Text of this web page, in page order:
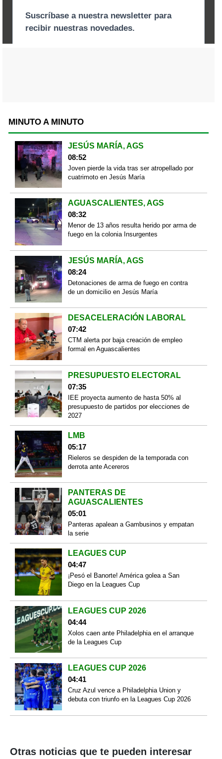
MINUTO A MINUTO
JESÚS MARÍA, AGS
08:52
Joven pierde la vida tras ser atropellado por
cuatrimoto en Jesús María
AGUASCALIENTES, AGS
08:32
Menor de 13 años resulta herido por arma de
fuego en la colonia Insurgentes
JESÚS MARÍA, AGS
08:24
Detonaciones de arma de fuego en contra
de un domicilio en Jesús María
DESACELERACIÓN LABORAL
07:42
CTM alerta por baja creación de empleo
formal en Aguascalientes
PRESUPUESTO ELECTORAL
07:35
IEE proyecta aumento de hasta 50% al
presupuesto de partidos por elecciones de
2027
LMB
05:17
Rieleros se despiden de la temporada con
derrota ante Acereros
PANTERAS DE
AGUASCALIENTES
05:01
Panteras apalean a Gambusinos y empatan
la serie
LEAGUES CUP
04:47
¡Pesó el Banorte! América golea a San
Diego en la Leagues Cup
LEAGUES CUP 2026
04:44
Xolos caen ante Philadelphia en el arranque
de la Leagues Cup
LEAGUES CUP 2026
04:41
Cruz Azul vence a Philadelphia Union y
debuta con triunfo en la Leagues Cup 2026
Otras noticias que te pueden interesar